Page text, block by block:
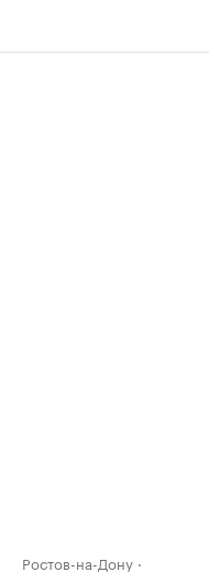
Ростов-на-Дону